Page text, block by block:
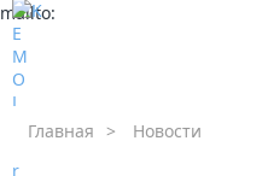
mailto:
Главная > Новости